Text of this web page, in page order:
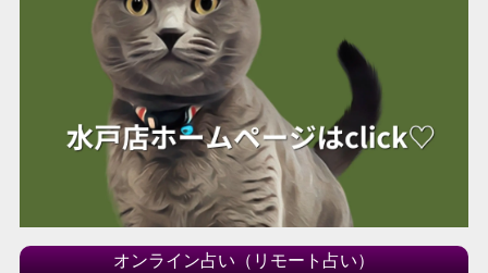
オンライン占い（リモート占い）